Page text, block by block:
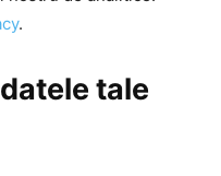
.
tale